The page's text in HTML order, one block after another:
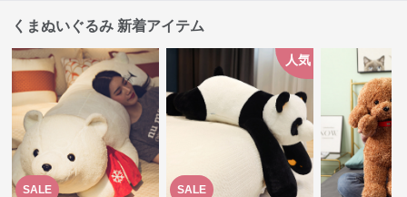
くまぬいぐるみ 新着アイテム
SALE SALE
人気